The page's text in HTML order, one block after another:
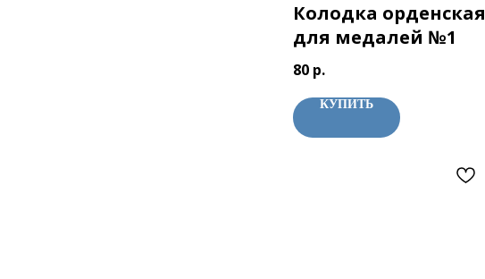
Колодка орденская
для медалей №1
80 р.
КУПИТЬ